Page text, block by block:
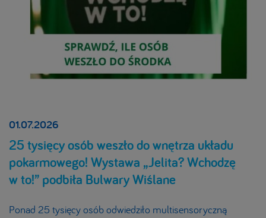
01.07.2026
25 tysięcy osób weszło do wnętrza układu
pokarmowego! Wystawa „Jelita? Wchodzę
w to!” podbiła Bulwary Wiślane
Ponad 25 tysięcy osób odwiedziło multisensoryczną